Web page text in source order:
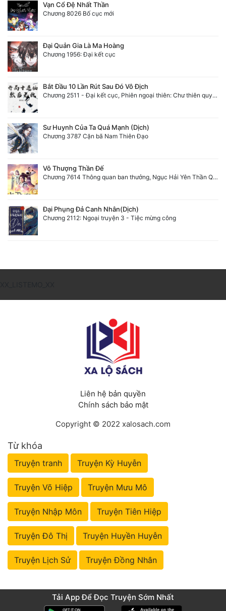
Vạn Cổ Đệ Nhất Thần
Chương 8026 Bố cục mới
Đại Quản Gia Là Ma Hoàng
Chương 1956: Đại kết cục
Bắt Đầu 10 Lần Rút Sau Đó Vô Địch
Chương 2511 - Đại kết cục, Phiên ngoại thiên: Chư thiên quy nhất giới, vĩnh hằng thế giới. Hết!
Sư Huynh Của Ta Quá Mạnh (Dịch)
Chương 3787 Cặn bã Nam Thiên Đạo
Vô Thượng Thần Đế
Chương 7614 Thông quan ban thưởng, Ngục Hải Yên Thần Quang
Đại Phụng Đả Canh Nhân(Dịch)
Chương 2112: Ngoại truyện 3 - Tiệc mừng công
Liên hệ bản quyền
Chính sách bảo mật
Copyright © 2022 xalosach.com
Từ khóa
Truyện tranh Truyện Kỳ Huyễn
Truyện Võ Hiệp Truyện Mưu Mô
Truyện Nhập Môn Truyện Tiên Hiệp
Truyện Đô Thị Truyện Huyền Huyễn
Truyện Lịch Sử Truyện Đồng Nhân
Tải App Để Đọc Truyện Sớm Nhất